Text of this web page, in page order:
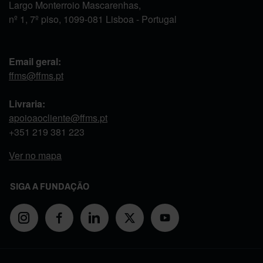
Largo Monterroio Mascarenhas,
nº 1, 7º piso, 1099-081 Lisboa - Portugal
Email geral:
ffms@ffms.pt
Livraria:
apoioaocliente@ffms.pt
+351 219 381 223
Ver no mapa
SIGA A FUNDAÇÃO